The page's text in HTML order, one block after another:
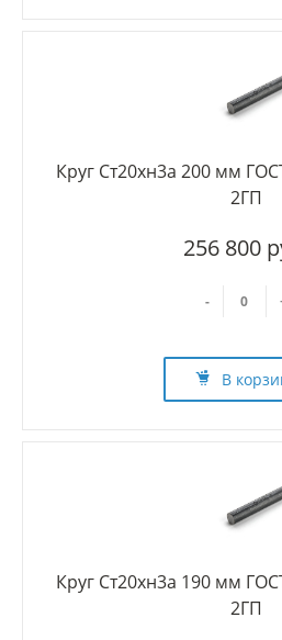
Круг Ст20хн3а 200 мм
2ГП
256 800
-
В
Круг Ст20хн3а 190 мм
2ГП